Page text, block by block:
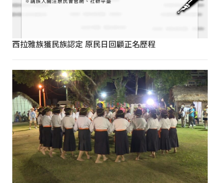
西拉雅族獲民族認定 原民日回顧正名歷程